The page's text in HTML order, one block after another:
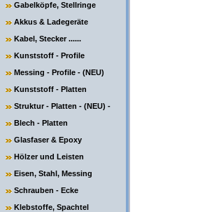
Gabelköpfe, Stellringe
Akkus & Ladegeräte
Kabel, Stecker ......
Kunststoff - Profile
Messing - Profile - (NEU)
Kunststoff - Platten
Struktur - Platten - (NEU) -
Blech - Platten
Glasfaser & Epoxy
Hölzer und Leisten
Eisen, Stahl, Messing
Schrauben - Ecke
Klebstoffe, Spachtel